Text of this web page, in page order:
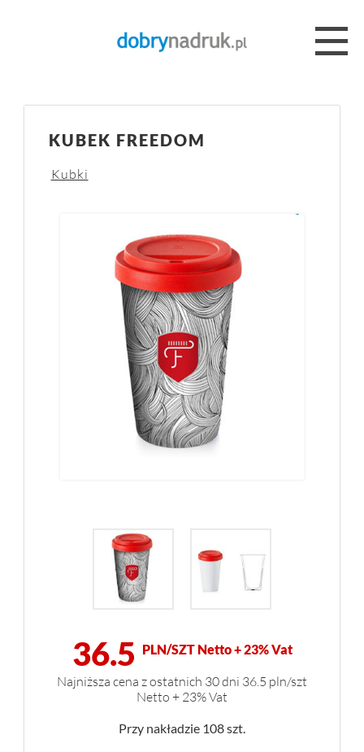
KUBEK FREEDOM
Kubki
Przy nakładzie 108 szt.
36.5 PLN/SZT Netto + 23% Vat
Najniższa cena z ostatnich 30 dni 36.5 pln/szt
Netto + 23% Vat